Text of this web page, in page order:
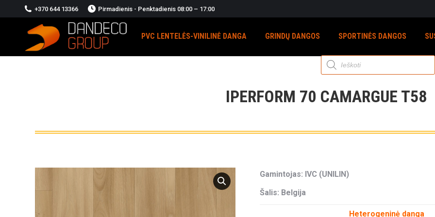
+370 644 13366 Pirmadienis - Penktadienis 08:00 – 17:00
PVC LENTELĖS-VINILINĖ DANGA GRINDŲ DANGOS SPORTINĖS DANGOS
Products
search
IPERFORM 70 CAMARGUE T58
Gamintojas: IVC (UNILIN)
Šalis: Belgija
Heterogeninė danga